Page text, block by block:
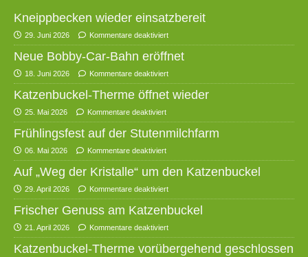
Kneippbecken wieder einsatzbereit
29. Juni 2026 Kommentare deaktiviert
Neue Bobby-Car-Bahn eröffnet
18. Juni 2026 Kommentare deaktiviert
Katzenbuckel-Therme öffnet wieder
25. Mai 2026 Kommentare deaktiviert
Frühlingsfest auf der Stutenmilchfarm
06. Mai 2026 Kommentare deaktiviert
Auf „Weg der Kristalle“ um den Katzenbuckel
29. April 2026 Kommentare deaktiviert
Frischer Genuss am Katzenbuckel
21. April 2026 Kommentare deaktiviert
Katzenbuckel-Therme vorübergehend geschlossen